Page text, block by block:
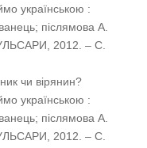
українською :
післямова А.
2012. – С.
чи вірянин?
українською :
післямова А.
2012. – С.